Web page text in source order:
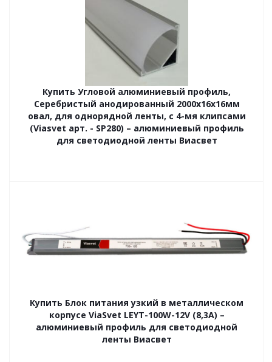
Купить Угловой алюминиевый профиль,
Серебристый анодированный 2000х16х16мм
овал, для однорядной ленты, с 4-мя клипсами
(Viasvet арт. - SP280) – алюминиевый профиль
для светодиодной ленты Виасвет
Купить Блок питания узкий в металлическом
корпусе ViaSvet LEYT-100W-12V (8,3A) –
алюминиевый профиль для светодиодной
ленты Виасвет